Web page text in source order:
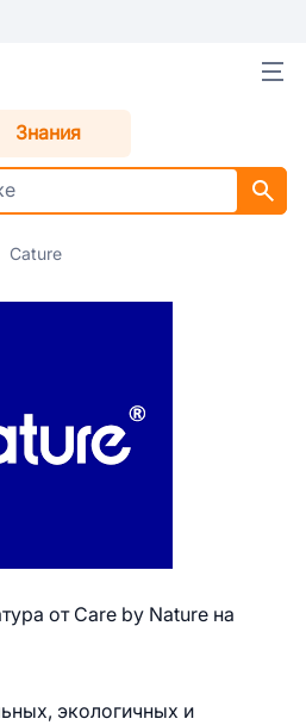
Знания
Cature
от Care by Nature на
экологичных и